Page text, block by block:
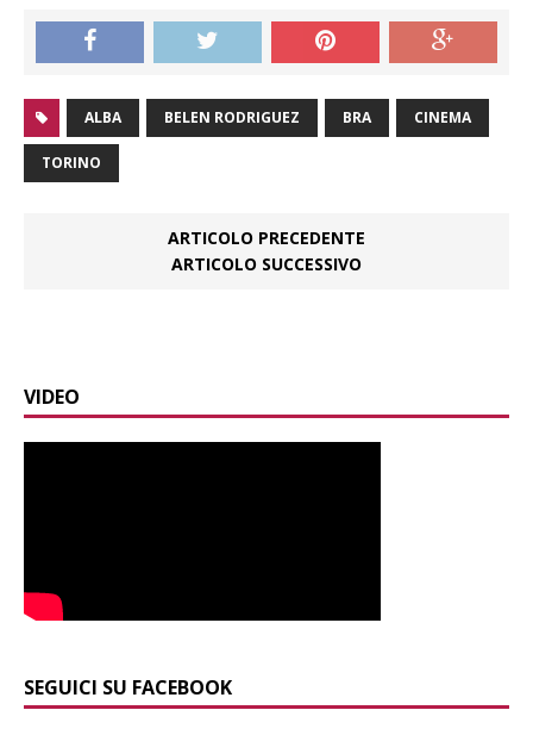
ALBA BELEN RODRIGUEZ BRA CINEMA
TORINO
ARTICOLO PRECEDENTE
ARTICOLO SUCCESSIVO
VIDEO
SEGUICI SU FACEBOOK